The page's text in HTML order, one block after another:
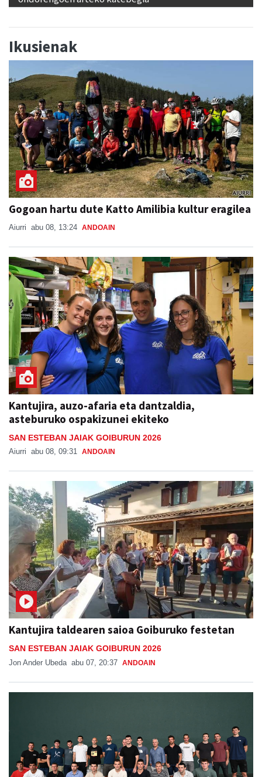
Ikusienak
Gogoan hartu dute Katto Amilibia kultur eragilea
Aiurri abu 08, 13:24 ANDOAIN
Kantujira, auzo-afaria eta dantzaldia,
asteburuko ospakizunei ekiteko
SAN ESTEBAN JAIAK GOIBURUN 2026
Aiurri abu 08, 09:31 ANDOAIN
Kantujira taldearen saioa Goiburuko festetan
SAN ESTEBAN JAIAK GOIBURUN 2026
Jon Ander Ubeda abu 07, 20:37 ANDOAIN